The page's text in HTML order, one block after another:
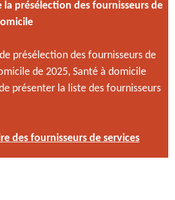
la présélection des fournisseurs de
présélection des fournisseurs de
de 2025, Santé à domicile
présenter la liste des fournisseurs
des fournisseurs de services